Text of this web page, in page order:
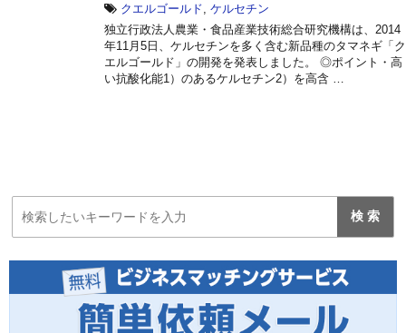
クエルゴールド ケルセチン
独立行政法人農業・食品産業技術総合研究機構は、2014
年11月5日、ケルセチンを多く含む新品種のタマネギ「ク
エルゴールド」の開発を発表しました。 ◎ポイント・高
い抗酸化能1）のあるケルセチン2）を高含 …